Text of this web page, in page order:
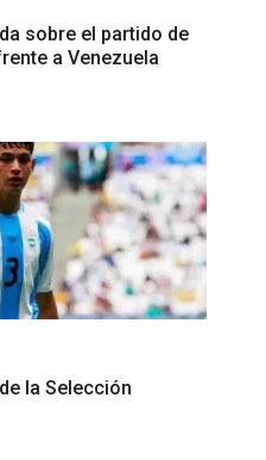
sobre el partido de
a Venezuela
la Selección